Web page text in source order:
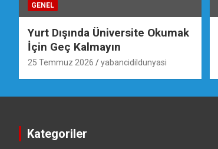
GENEL
Yurt Dışında Üniversite Okumak
İçin Geç Kalmayın
25 Temmuz 2026 yabancidildunyasi
Kategoriler